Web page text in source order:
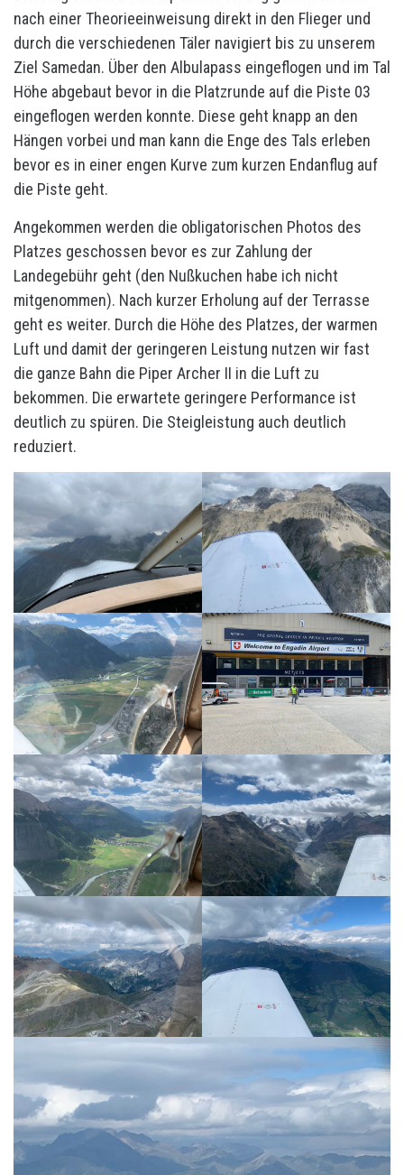
nach einer Theorieeinweisung direkt in den Flieger und
durch die verschiedenen Täler navigiert bis zu unserem
Ziel Samedan. Über den Albulapass eingeflogen und im Tal
Höhe abgebaut bevor in die Platzrunde auf die Piste 03
eingeflogen werden konnte. Diese geht knapp an den
Hängen vorbei und man kann die Enge des Tals erleben
bevor es in einer engen Kurve zum kurzen Endanflug auf
die Piste geht.
Angekommen werden die obligatorischen Photos des
Platzes geschossen bevor es zur Zahlung der
Landegebühr geht (den Nußkuchen habe ich nicht
mitgenommen). Nach kurzer Erholung auf der Terrasse
geht es weiter. Durch die Höhe des Platzes, der warmen
Luft und damit der geringeren Leistung nutzen wir fast
die ganze Bahn die Piper Archer II in die Luft zu
bekommen. Die erwartete geringere Performance ist
deutlich zu spüren. Die Steigleistung auch deutlich
reduziert.